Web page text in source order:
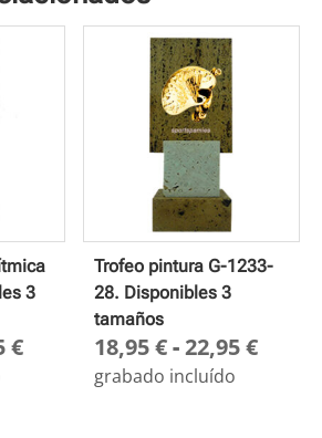
3
€Rango
Trofeo pintura G-1233-
28. Disponibles 3
tamaños
18,95€-22,95€
grabado incluído